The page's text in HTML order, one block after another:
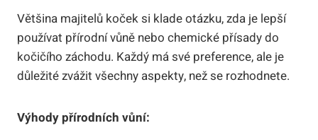
Většina majitelů koček si klade otázku, zda je lepší
používat přírodní vůně nebo chemické přísady do
kočičího záchodu. Každý má své preference, ale je
důležité zvážit všechny aspekty, než se rozhodnete.
Výhody přírodních vůní: